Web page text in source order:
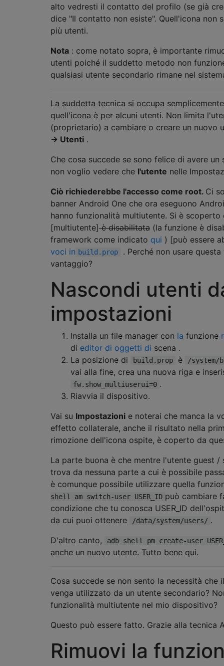
alto vedresti il ​​contatto del profilo (se già
dice "Il contatto non esiste". Quell'icona non
più utenti.
Nota : come notato sopra, è importante
utenti poiché il suddetto metodo non
qualsiasi utente secondario rimane nel
La suddetta tecnica si occupa
quell'icona è per alcuni utenti. Non limita
(proprietario) a cambiare o creare un nuovo
→ Utenti .
Che cosa succede se sono felice di avere un
non voglio vedere che l'utente nelle
Ciò richiederebbe l'accesso come root. Ci
banner Android One che ora eseguono
hanno funzionalità multiutente. Si è scoperto
[multiutente]è disabilitata (la funzione è
framework come indicato qui ) [può essere
voci in build.prop
. Perché non usare
vantaggio?
Nascondi utenti
impostazioni
Installa un file manager con la funzione
di editor di oggetti di scena .
La posizione di
build.prop è /system/
vai alla fine, crea una nuova riga e
fw.show_multiuserui=0 .
Riavvia il dispositivo.
Vai su Impostazioni e noterai che manca la
effetto collaterale, anche il risultato nella
rimozione dell'icona ospite, è coperto da
La parte buona è che mentre l'utente guest /
trova da nessuna parte a cui è possibile
è comunque possibile utilizzare quella
shell am switch-user USER_ID può cambiare
condizione che tu conosca USER_ID
da cui puoi ottenere
/data/system/users/ .
D'altro canto,
adb shell pm create-user
anche un nuovo utente. Tutto bene qui.
Cosa succede se non sento la necessità che
venga utilizzato da un utente secondario?
funzionalità multiutente nel mio dispositivo?
Questo può essere fatto. Grazie alla tecnica
Rimuovi la